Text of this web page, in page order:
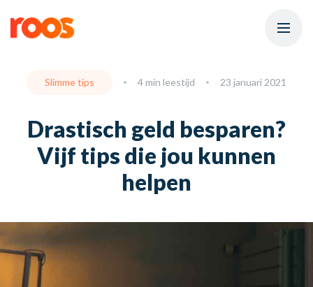
Slimme tips 4 min leestijd 23 januari 2021
Drastisch geld besparen?
Vijf tips die jou kunnen
helpen